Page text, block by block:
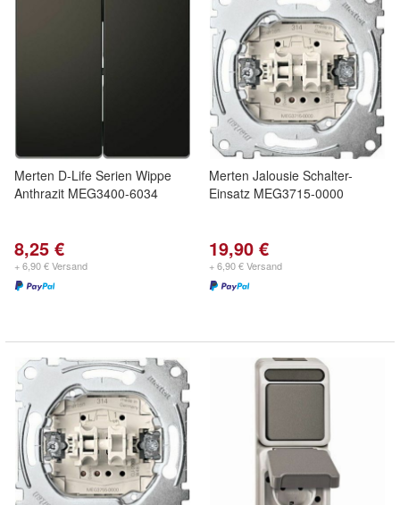
Merten D-Life Serien Wippe
Anthrazit MEG3400-6034
8,25 €
+ 6,90 € Versand
Merten Jalousie Schalter-
Einsatz MEG3715-0000
19,90 €
+ 6,90 € Versand